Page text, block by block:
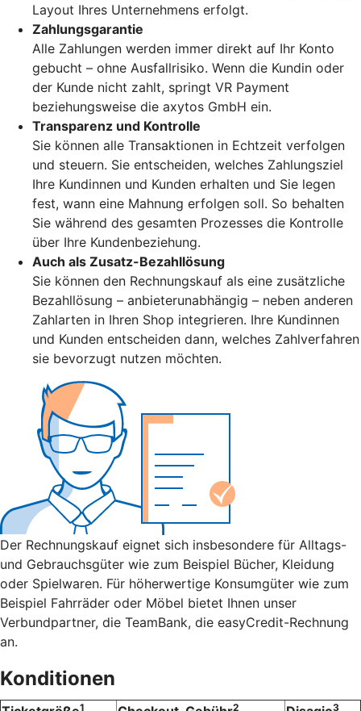
Layout Ihres Unternehmens erfolgt.
Zahlungsgarantie
Alle Zahlungen werden immer direkt auf Ihr Konto
gebucht – ohne Ausfallrisiko. Wenn die Kundin oder
der Kunde nicht zahlt, springt VR Payment
beziehungsweise die axytos GmbH ein.
Transparenz und Kontrolle
Sie können alle Transaktionen in Echtzeit verfolgen
und steuern. Sie entscheiden, welches Zahlungsziel
Ihre Kundinnen und Kunden erhalten und Sie legen
fest, wann eine Mahnung erfolgen soll. So behalten
Sie während des gesamten Prozesses die Kontrolle
über Ihre Kundenbeziehung.
Auch als Zusatz-Bezahllösung
Sie können den Rechnungskauf als eine zusätzliche
Bezahllösung – anbieterunabhängig – neben anderen
Zahlarten in Ihren Shop integrieren. Ihre Kundinnen
und Kunden entscheiden dann, welches Zahlverfahren
sie bevorzugt nutzen möchten.
Der Rechnungskauf eignet sich insbesondere für Alltags-
und Gebrauchsgüter wie zum Beispiel Bücher, Kleidung
oder Spielwaren. Für höherwertige Konsumgüter wie zum
Beispiel Fahrräder oder Möbel bietet Ihnen unser
Verbundpartner, die TeamBank, die easyCredit-Rechnung
an.
Konditionen
1 2 3